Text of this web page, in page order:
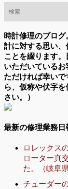
時計修理のブロ
計に対する思い
ことを綴ります
いただいている
ただければ幸い
ら、仮称や伏字
さい。）
最新の修理業務日
ロレックス
ローター真
た。（岐阜
チューダー